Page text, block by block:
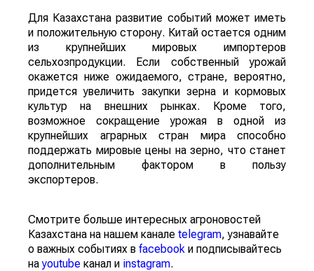
Для Казахстана развитие событий может иметь
и положительную сторону. Китай остается одним
из крупнейших мировых импортеров
сельхозпродукции. Если собственный урожай
окажется ниже ожидаемого, стране, вероятно,
придется увеличить закупки зерна и кормовых
культур на внешних рынках. Кроме того,
возможное сокращение урожая в одной из
крупнейших аграрных стран мира способно
поддержать мировые цены на зерно, что станет
дополнительным фактором в пользу
экспортеров.
Смотрите больше интересных агроновостей
Казахстана на нашем канале telegram, узнавайте
о важных событиях в facebook и подписывайтесь
наyoutube канал и instagram.